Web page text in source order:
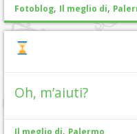
Fotoblog, Il meglio di,
Oh, m’aiuti?
Il meglio di, Palermo